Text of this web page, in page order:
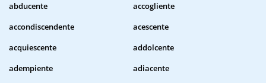
abducente
accogliente
accondiscendente
acescente
acquiescente
addolcente
adempiente
adiacente